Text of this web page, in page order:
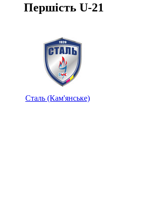
Першість U-21
Сталь (Кам'янське)